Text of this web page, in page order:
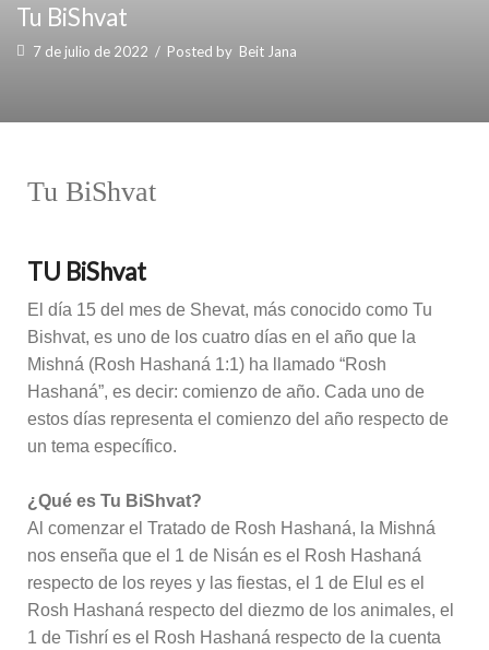
Tu BiShvat
7 de julio de 2022 / Posted by Beit Jana
Tu BiShvat
TU BiShvat
El día 15 del mes de Shevat, más conocido como Tu
Bishvat, es uno de los cuatro días en el año que la
Mishná (Rosh Hashaná 1:1) ha llamado “Rosh
Hashaná”, es decir: comienzo de año. Cada uno de
estos días representa el comienzo del año respecto de
un tema específico.
¿Qué es Tu BiShvat?
Al comenzar el Tratado de Rosh Hashaná, la Mishná
nos enseña que el 1 de Nisán es el Rosh Hashaná
respecto de los reyes y las fiestas, el 1 de Elul es el
Rosh Hashaná respecto del diezmo de los animales, el
1 de Tishrí es el Rosh Hashaná respecto de la cuenta